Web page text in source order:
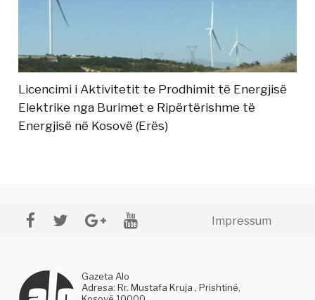
Licencimi i Aktivitetit te Prodhimit të Energjisë
Elektrike nga Burimet e Ripërtërishme të
Energjisë në Kosovë (Erës)
Impressum
Gazeta Alo
Adresa: Rr. Mustafa Kruja , Prishtinë,